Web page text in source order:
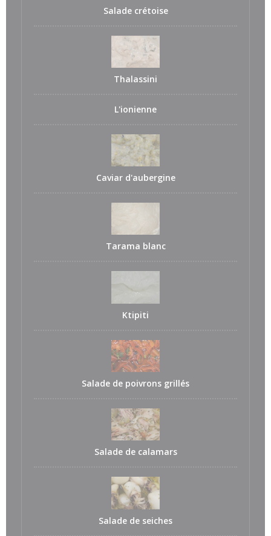
Salade crétoise
Thalassini
L'ionienne
Caviar d'aubergine
Tarama blanc
Ktipiti
Salade de poivrons grillés
Salade de calamars
Salade de seiches